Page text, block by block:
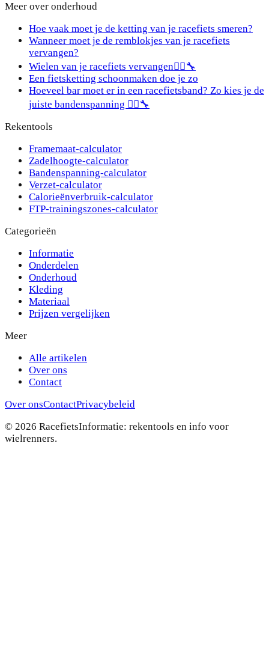
Meer over onderhoud
Hoe vaak moet je de ketting van je racefiets smeren?
Wanneer moet je de remblokjes van je racefiets
vervangen?
Wielen van je racefiets vervangen🚴‍♂️🔧
Een fietsketting schoonmaken doe je zo
Hoeveel bar moet er in een racefietsband? Zo kies je de
juiste bandenspanning 🚴‍♂️🔧
Rekentools
Framemaat-calculator
Zadelhoogte-calculator
Bandenspanning-calculator
Verzet-calculator
Calorieënverbruik-calculator
FTP-trainingszones-calculator
Categorieën
Informatie
Onderdelen
Onderhoud
Kleding
Materiaal
Prijzen vergelijken
Meer
Alle artikelen
Over ons
Contact
Over onsContactPrivacybeleid
© 2026 RacefietsInformatie: rekentools en info voor
wielrenners.